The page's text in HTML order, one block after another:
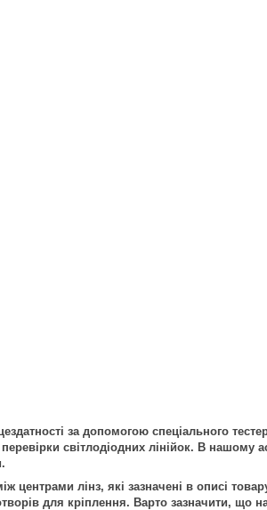
за допомогою спеціального
світлодіодних лінійок. В нашому
центрами лінз, які зазначені в описі
для кріплення. Варто зазначити, що